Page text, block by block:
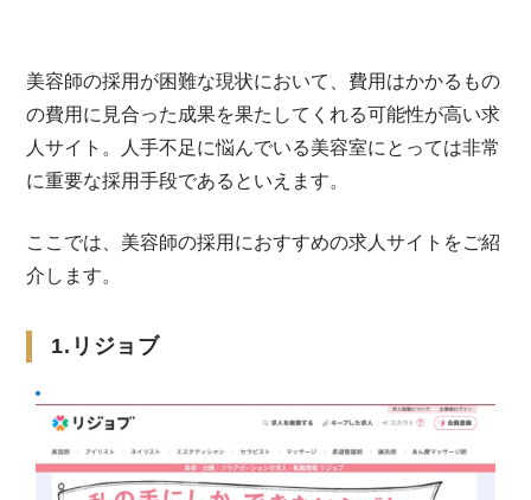
美容師の採用が困難な現状において、費用はかかるもの
の費用に見合った成果を果たしてくれる可能性が高い求
人サイト。人手不足に悩んでいる美容室にとっては非常
に重要な採用手段であるといえます。
ここでは、美容師の採用におすすめの求人サイトをご紹
介します。
1.リジョブ